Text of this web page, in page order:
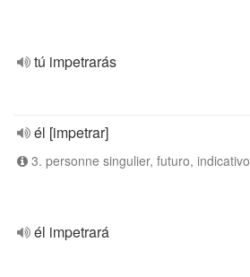
tú impetrarás
él [impetrar]
3. personne singulier, futuro, indicativo
él impetrará